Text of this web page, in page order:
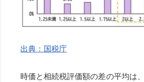
出典：国税庁
時価と相続税評価額の差の平均は